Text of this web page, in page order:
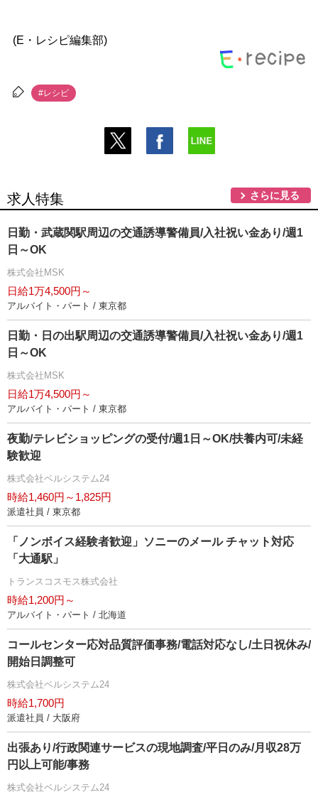
(E・レシピ編集部)
#レシピ
求人特集 さらに見る
日勤・武蔵関駅周辺の交通誘導警備員/入社祝い金あり/週1
日～OK
株式会社MSK
日給1万4,500円～
アルバイト・パート / 東京都
日勤・日の出駅周辺の交通誘導警備員/入社祝い金あり/週1
日～OK
株式会社MSK
日給1万4,500円～
アルバイト・パート / 東京都
夜勤/テレビショッピングの受付/週1日～OK/扶養内可/未経
験歓迎
株式会社ベルシステム24
時給1,460円～1,825円
派遣社員 / 東京都
「ノンボイス経験者歓迎」ソニーのメール チャット対応
「大通駅」
トランスコスモス株式会社
時給1,200円～
アルバイト・パート / 北海道
コールセンター応対品質評価事務/電話対応なし/土日祝休み/
開始日調整可
株式会社ベルシステム24
時給1,700円
派遣社員 / 大阪府
出張あり/行政関連サービスの現地調査/平日のみ/月収28万
円以上可能/事務
株式会社ベルシステム24